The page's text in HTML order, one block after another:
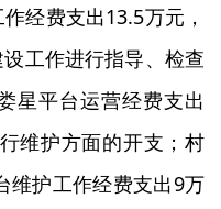
经费支出13.5万元，
工作进行指导、检查
星平台运营经费支出
维护方面的开支；村
维护工作经费支出9万